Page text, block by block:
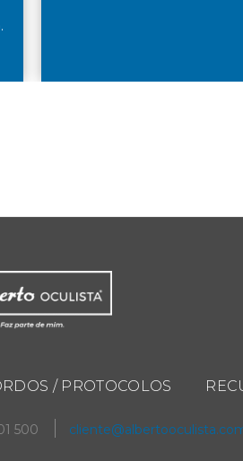
/ PROTOCOLOS
500